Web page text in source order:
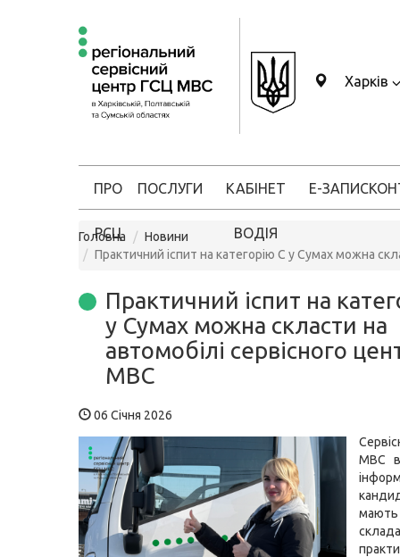
Харків
ПРО
РСЦ
ПОСЛУГИ КАБІНЕТ
ВОДІЯ
Е-ЗАПИС
Головна
Новини
Практичний іспит на категорію C у Сумах можна
Практичний іспит на
у Сумах можна скласти на
автомобілі сервісного
МВС
06 Січня 2026
МВС в
мають